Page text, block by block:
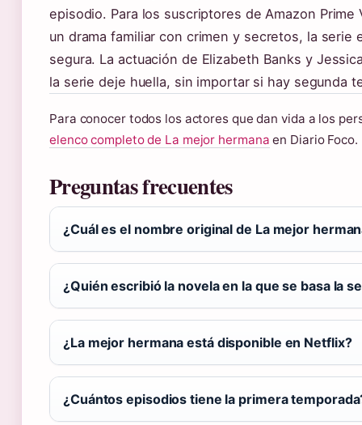
episodio. Para los suscriptores de Amazon Prime
un drama familiar con crimen y secretos, la serie
segura. La actuación de Elizabeth Banks y
la serie deje huella, sin importar si hay segunda
Para conocer todos los actores que dan vida a los
elenco completo de La mejor hermana en Diario Foco.
Preguntas frecuentes
¿Cuál es el nombre original de La mejor
¿Quién escribió la novela en la que se basa la
¿La mejor hermana está disponible en Netflix?
¿Cuántos episodios tiene la primera